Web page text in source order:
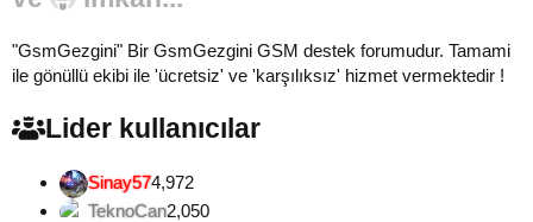
"GsmGezgini" Bir GsmGezgini GSM destek forumudur. Tamami
ile gönüllü ekibi ile 'ücretsiz' ve 'karşılıksız' hizmet vermektedir !
Lider kullanıcılar
Sinay574,972
TeknoCan2,050